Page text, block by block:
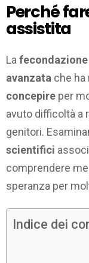
Perché
assistita
La
avanzata che ha
concepire per
avuto difficoltà a
genitori.
scientifici
comprendere
speranza per
Indice dei